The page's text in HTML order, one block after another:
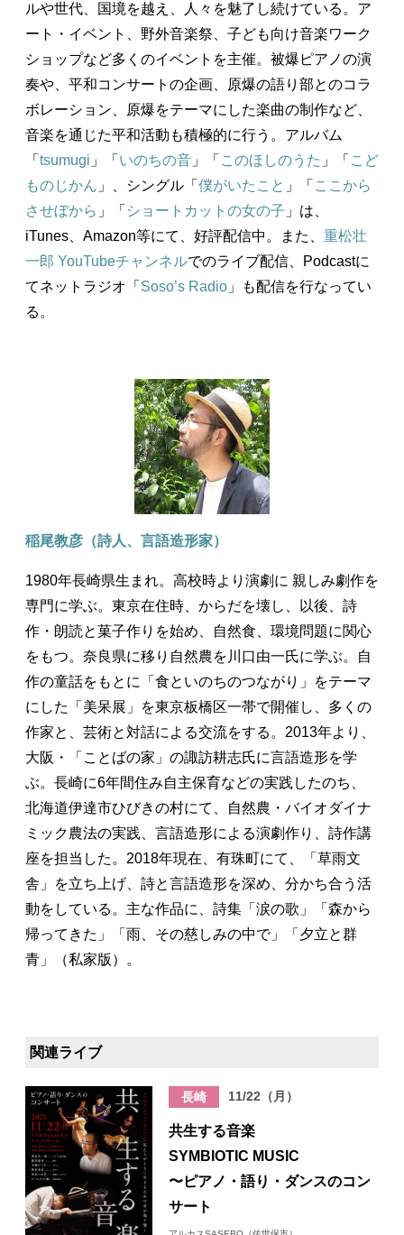
ルや世代、国境を越え、人々を魅了し続けている。ア
ート・イベント、野外音楽祭、子ども向け音楽ワーク
ショップなど多くのイベントを主催。被爆ピアノの演
奏や、平和コンサートの企画、原爆の語り部とのコラ
ボレーション、原爆をテーマにした楽曲の制作など、
音楽を通じた平和活動も積極的に行う。アルバム
「 tsumugi 」「 いのちの音 」「 このほしのうた 」「 こど
ものじかん 」、シングル「 僕がいたこと 」「 ここから
させぼから 」「 ショートカットの女の子 」は、
iTunes、Amazon等にて、好評配信中。また、 重松壮
一郎 YouTubeチャンネルでのライブ配信、Podcastに
てネットラジオ「 Soso’s Radio 」も配信を行なってい
る。
稲尾教彦（詩人、言語造形家）
1980年長崎県生まれ。高校時より演劇に 親しみ劇作を
専門に学ぶ。東京在住時、からだを壊し、以後、詩
作・朗読と菓子作りを始め、自然食、環境問題に関心
をもつ。奈良県に移り自然農を川口由一氏に学ぶ。自
作の童話をもとに「食といのちのつながり」をテーマ
にした「美呆展」を東京板橋区一帯で開催し、多くの
作家と、芸術と対話による交流をする。2013年より、
大阪・「ことばの家」の諏訪耕志氏に言語造形を学
ぶ。長崎に6年間住み自主保育などの実践したのち、
北海道伊達市ひびきの村にて、自然農・バイオダイナ
ミック農法の実践、言語造形による演劇作り、詩作講
座を担当した。2018年現在、有珠町にて、「草雨文
舎」を立ち上げ、詩と言語造形を深め、分かち合う活
動をしている。主な作品に、詩集「涙の歌」「森から
帰ってきた」「雨、その慈しみの中で」「夕立と群
青」（私家版）。
関連ライブ
長崎 11/22（月）
共生する音楽
SYMBIOTIC MUSIC
〜ピアノ・語り・ダンスのコン
サート